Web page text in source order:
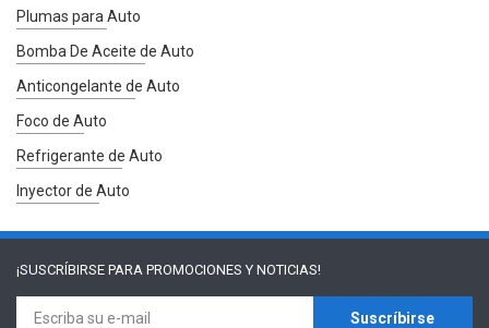
Plumas para Auto
Bomba De Aceite de Auto
Anticongelante de Auto
Foco de Auto
Refrigerante de Auto
Inyector de Auto
¡SUSCRÍBIRSE PARA PROMOCIONES Y NOTICIAS!
Suscríbirse